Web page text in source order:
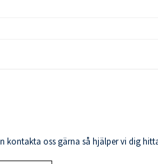
kontakta oss gärna så hjälper vi dig